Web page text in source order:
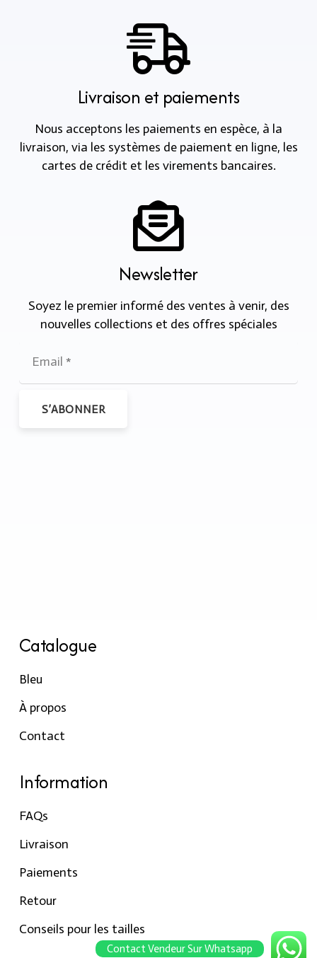
Livraison et paiements
Nous acceptons les paiements en espèce, à la
livraison, via les systèmes de paiement en ligne, les
cartes de crédit et les virements bancaires.
Newsletter
Soyez le premier informé des ventes à venir, des
nouvelles collections et des offres spéciales
S’ABONNER
Catalogue
Bleu
À propos
Contact
Information
FAQs
Livraison
Paiements
Retour
Conseils pour les tailles
Contact Vendeur Sur Whatsapp